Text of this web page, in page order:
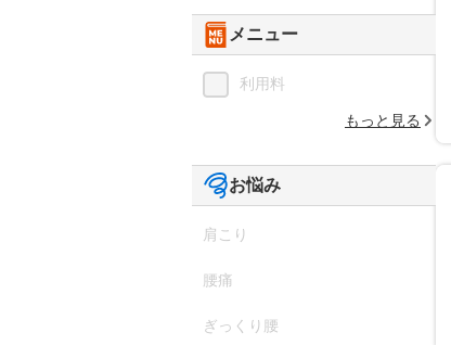
メニュー
利用料
もっと見る
お悩み
肩こり
腰痛
ぎっくり腰